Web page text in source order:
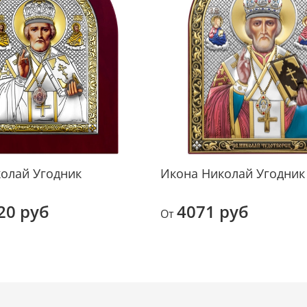
Не
Угодник
руб
Икона Николай Угодник
От4071 руб